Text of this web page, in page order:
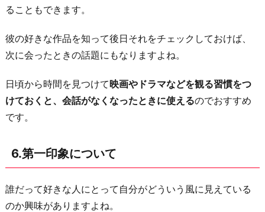
ることもできます。
彼の好きな作品を知って後日それをチェックしておけば、
次に会ったときの話題にもなりますよね。
日頃から時間を見つけて映画やドラマなどを観る習慣をつ
けておくと、会話がなくなったときに使えるのでおすすめ
です。
6.第一印象について
誰だって好きな人にとって自分がどういう風に見えている
のか興味がありますよね。